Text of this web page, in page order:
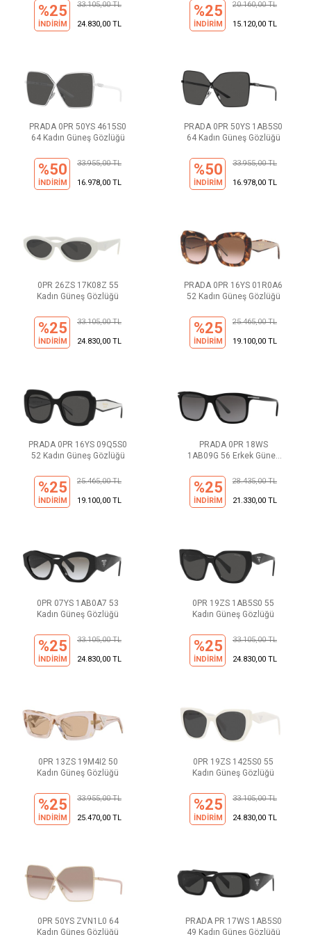
%25
İNDİRİM
33.105,00 TL
24.830,00 TL
%25
İNDİRİM
20.160,00 TL
15.120,00 TL
PRADA 0PR 50YS 4615S0
64 Kadın Güneş Gözlüğü
%50
İNDİRİM
33.955,00 TL
16.978,00 TL
PRADA 0PR 50YS 1AB5S0
64 Kadın Güneş Gözlüğü
%50
İNDİRİM
33.955,00 TL
16.978,00 TL
0PR 26ZS 17K08Z 55
Kadın Güneş Gözlüğü
%25
İNDİRİM
33.105,00 TL
24.830,00 TL
PRADA 0PR 16YS 01R0A6
52 Kadın Güneş Gözlüğü
%25
İNDİRİM
25.465,00 TL
19.100,00 TL
PRADA 0PR 16YS 09Q5S0
52 Kadın Güneş Gözlüğü
%25
İNDİRİM
25.465,00 TL
19.100,00 TL
PRADA 0PR 18WS
1AB09G 56 Erkek Güneş
%25
İNDİRİM
28.435,00 TL
21.330,00 TL
0PR 07YS 1AB0A7 53
Kadın Güneş Gözlüğü
%25
İNDİRİM
33.105,00 TL
24.830,00 TL
0PR 19ZS 1AB5S0 55
Kadın Güneş Gözlüğü
%25
İNDİRİM
33.105,00 TL
24.830,00 TL
0PR 13ZS 19M4I2 50
Kadın Güneş Gözlüğü
%25
İNDİRİM
33.955,00 TL
25.470,00 TL
0PR 19ZS 1425S0 55
Kadın Güneş Gözlüğü
%25
İNDİRİM
33.105,00 TL
24.830,00 TL
0PR 50YS ZVN1L0 64
Kadın Güneş Gözlüğü
PRADA PR 17WS 1AB5S0
49 Kadın Güneş Gözlüğü